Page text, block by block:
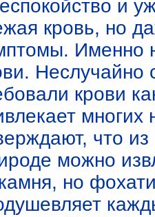
и
кровь, но
Именно
крови
что из
можно
но